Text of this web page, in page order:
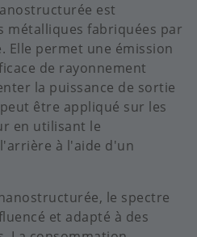
est
métalliques fabriquées par
Elle permet une émission
de rayonnement
la puissance de sortie
être appliqué sur les
en utilisant le
à l'aide d'un
le spectre
et adapté à des